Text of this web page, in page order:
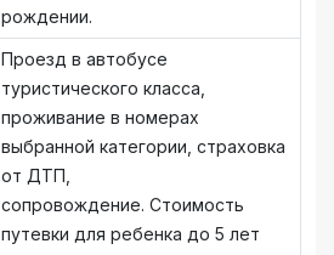
рождении.
Проезд в автобусе
туристического класса,
проживание в номерах
выбранной категории, страховка
от ДТП,
сопровождение. Стоимость
путевки для ребенка до 5 лет